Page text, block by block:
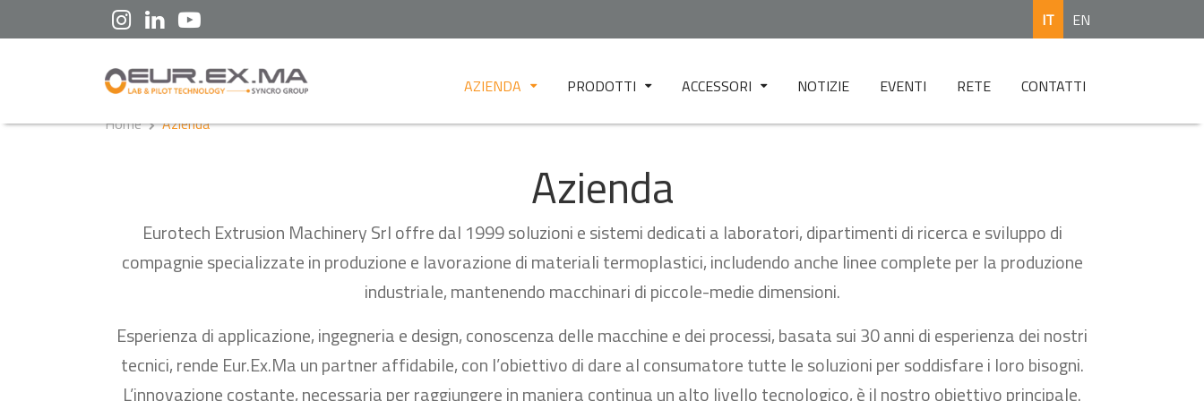
IT EN
AZIENDA
LABORATORIO DI TEST
SERVIZIO CLIENTI
PRODOTTI
FILM CAST
FOGLIA / LASTRA
GRANULAZIONE
FILAMENTO 3D
FILATURA
STAMPAGGIO
TNT
ACCESSORI
DR1
HP PRESS 150
HP PRESS 400
2-RS TEST
TW 1
NOTIZIE EVENTI RETE
CONTATTI
Home
Azienda
Azienda
Eurotech Extrusion Machinery Srl offre dal 1999 soluzioni e sistemi dedicati a laboratori, dipartimenti di ricerca e sviluppo di
compagnie specializzate in produzione e lavorazione di materiali termoplastici, includendo anche linee complete per la produzione
industriale, mantenendo macchinari di piccole-medie dimensioni.
Esperienza di applicazione, ingegneria e design, conoscenza delle macchine e dei processi, basata sui 30 anni di esperienza dei nostri
tecnici, rende Eur.Ex.Ma un partner affidabile, con l’obiettivo di dare al consumatore tutte le soluzioni per soddisfare i loro bisogni.
L’innovazione costante, necessaria per raggiungere in maniera continua un alto livello tecnologico, è il nostro obiettivo principale.